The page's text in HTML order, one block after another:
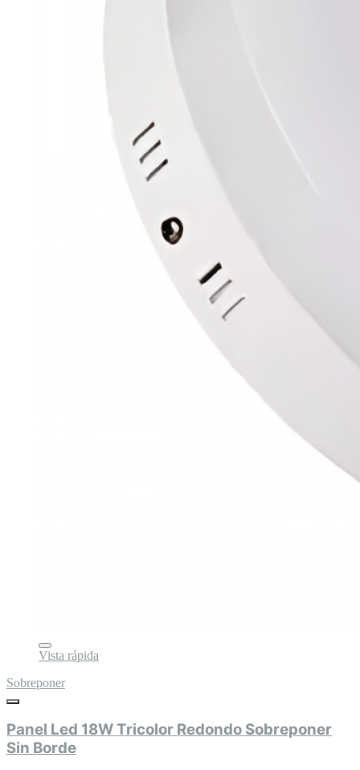
Vista rápida
Sobreponer
Panel Led 18W Tricolor Redondo Sobreponer
Sin Borde